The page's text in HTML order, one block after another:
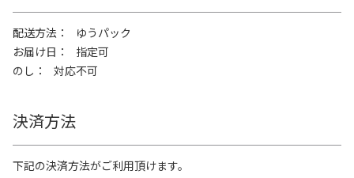
配送方法
ゆうパック
お届け日
指定可
のし
対応不可
決済方法
下記の決済方法がご利用頂けます。